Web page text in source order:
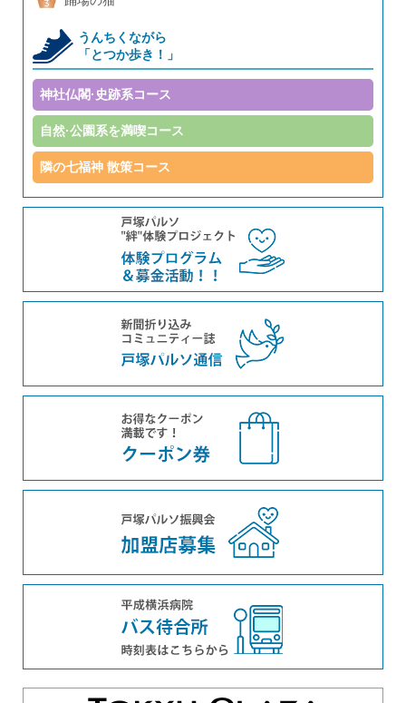
うんちくながら
「とつか歩き！」
神社仏閣·史跡系コース
自然·公園系を満喫コース
隣の七福神 散策コース